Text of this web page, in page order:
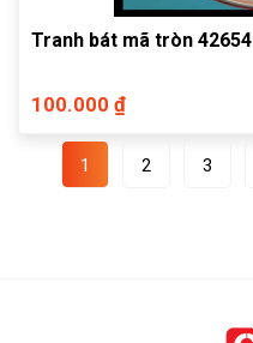
Tranh bát mã tròn 42654
100.000 ₫
1 2 3